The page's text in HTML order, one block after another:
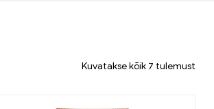
Kuvatakse kõik 7 tulemust